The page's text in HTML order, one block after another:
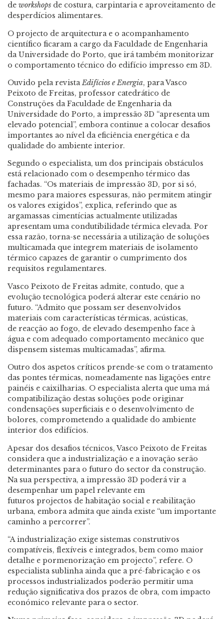
de workshops de costura, carpintaria e aproveitamento de
desperdícios alimentares.
O projecto de arquitectura e o acompanhamento
científico ficaram a cargo da Faculdade de Engenharia
da Universidade do Porto, que irá também monitorizar
o comportamento técnico do edifício impresso em 3D.
Ouvido pela revistaEdifícios e Energia, para Vasco
Peixoto de Freitas, professor catedrático de
Construções da Faculdade de Engenharia da
Universidade do Porto, a impressão 3D “apresenta um
elevado potencial”, embora continue a colocar desafios
importantes ao nível da eficiência energética e da
qualidade do ambiente interior.
Segundo o especialista, um dos principais obstáculos
está relacionado com o desempenho térmico das
fachadas. “Os materiais de impressão 3D, por si só,
mesmo para maiores espessuras, não permitem atingir
os valores exigidos”, explica, referindo que as
argamassas cimentícias actualmente utilizadas
apresentam uma condutibilidade térmica elevada. Por
essa razão, torna-se necessária a utilização de soluções
multicamada que integrem materiais de isolamento
térmico capazes de garantir o cumprimento dos
requisitos regulamentares.
Vasco Peixoto de Freitas admite, contudo, que a
evolução tecnológica poderá alterar este cenário no
futuro. “Admito que possam ser desenvolvidos
materiais com características térmicas, acústicas,
de reacção ao fogo, de elevado desempenho face à
água e com adequado comportamento mecânico que
dispensem sistemas multicamadas”, afirma.
Outro dos aspetos críticos prende-se com o tratamento
das pontes térmicas, nomeadamente nas ligações entre
painéis e caixilharias. O especialista alerta que uma má
compatibilização destas soluções pode originar
condensações superficiais e o desenvolvimento de
bolores, comprometendo a qualidade do ambiente
interior dos edifícios.
Apesar dos desafios técnicos, Vasco Peixoto de Freitas
considera que a industrialização e a inovação serão
determinantes para o futuro do sector da construção.
Na sua perspectiva, a impressão 3D poderá vir a
desempenhar um papel relevante em
futuros projectos de habitação social e reabilitação
urbana, embora admita que ainda existe “um importante
caminho a percorrer”.
“A industrialização exige sistemas construtivos
compatíveis, flexíveis e integrados, bem como maior
detalhe e pormenorização em projecto”, refere. O
especialista sublinha ainda que a pré-fabricação e os
processos industrializados poderão permitir uma
redução significativa dos prazos de obra, com impacto
económico relevante para o sector.